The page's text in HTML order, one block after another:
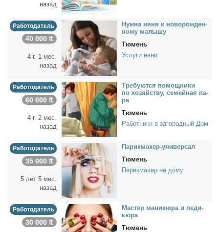
назад
Работодатель
40 000 ₶
4 г. 1 мес.
назад
Нуж­на ня­ня к но­во­рож­ден­
но­му ма­лы­шу
Тюмень
Услуги няни
Работодатель
60 000 ₶
4 г. 2 мес.
назад
Тре­бу­ют­ся по­мощ­ни­ки
по хо­зяй­ству, се­мей­ная па­
ра
Тюмень
Работники в загородный Дом
Работодатель
35 000 ₶
5 лет 5 мес.
назад
Па­рик­махер-уни­вер­сал
Тюмень
Парикмахер на дому
Работодатель
30 000 ₶
Ма­стер ма­ни­кю­ра и пе­ди­
кю­ра
Тюмень